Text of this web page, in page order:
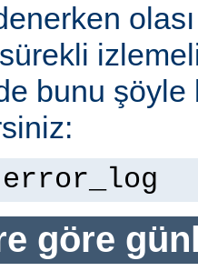
bunu şöyle
göre